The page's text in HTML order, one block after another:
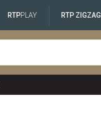
RTPPLAY RTP ZIGZAG